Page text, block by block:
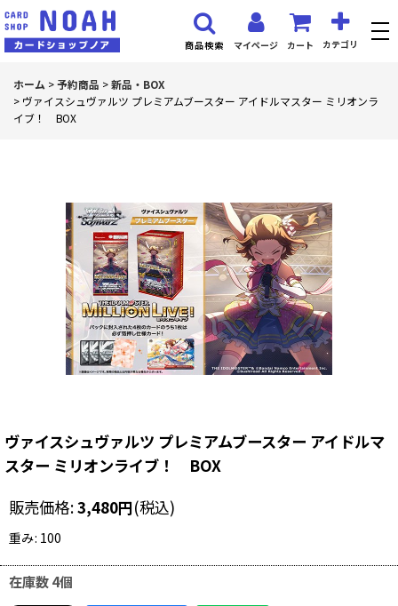
マイページ カート カテゴリ
商品検索
ホーム >予約商品 >新品・BOX
> ヴァイスシュヴァルツ プレミアムブースター アイドルマスター ミリオンラ
イブ！ BOX
ヴァイスシュヴァルツ プレミアムブースター アイドルマ
スター ミリオンライブ！ BOX
販売価格:3,480円(税込)
重み: 100
在庫数 4個